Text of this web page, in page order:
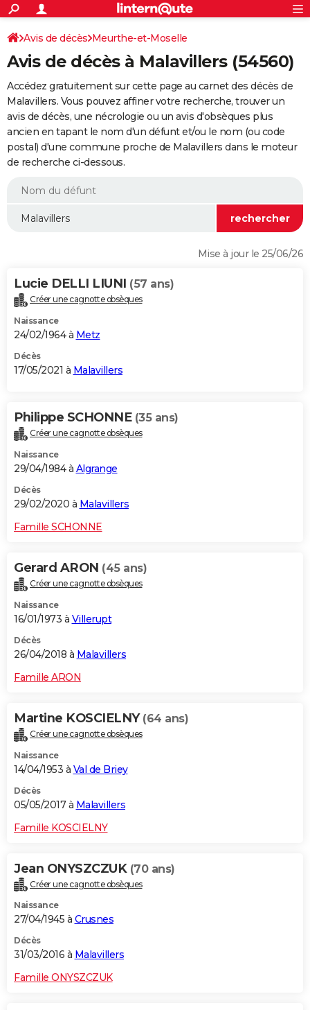
ACTUALITÉS
Politique
Société
Faits Divers
Education
Monde
Villes
+
SPORT
Coupe du monde 2026
Football
Tennis
Cyclisme
Rugby
Forum
Programme TV
TNTStreaming
Cinéma
Sorties cinéma
Musique
+
FINANCE
Retraite
Impôts
Epargne
Immobilier
Risques naturels par ville
Banque
Assurance
Crédit
AUTO
Essais
Réserver un essai
Citadines
Berlines
SUV
Forum auto
+
HIGH-TECH
BRICOLAGE
WEEK-END
Alimentation
Guide de la santé
Maladies
Médicaments
Sommeil
VOYAGE
Destinations
City break
Voyage nature
Voyage de noces
Forum
Climat
+PHOTO
GUIDES D'ACHAT
CARTE DE VOEUX
Carte de Noël
Carte Bonne année
Carte Saint-Valentin
Carte Pâques
Carte d'anniversaire
DICTIONNAIRE
Dictionnaire
Biographies
Citations
Expressions
Proverbes
PROGRAMME TV
COPAINS D'AVANT
S'inscrire
Se connecter
Lycées
Collèges
Primaires
Universités
Entreprises
Service militaire
Avis de recherche
AVIS DE DÉCÈS
Bricolage
Lifestyle
Culture
Sport
Auto
Television
Voyage
Cinema
S'inscrire
Connexion
Avis de décès Meurthe-et-Moselle
Avis de décès à Malavillers (54560)
Accédez gratuitement sur cette page au carnet des décès de
Malavillers. Vous pouvez affiner votre recherche, trouver un
avis de décès, une nécrologie ou un avis d'obsèques plus
ancien en tapant le nom d'un défunt et/ou le nom (ou code
postal) d'une commune proche de Malavillers dans le moteur
de recherche ci-dessous.
Mise à jour le 25/06/26
Lucie DELLI LIUNI (57 ans)
Créer une cagnotte obsèques
Naissance
24/02/1964 à Metz
Décès
17/05/2021 à Malavillers
Philippe SCHONNE (35 ans)
Créer une cagnotte obsèques
Naissance
29/04/1984 à Algrange
Décès
29/02/2020 à Malavillers
Famille SCHONNE
Gerard ARON (45 ans)
Créer une cagnotte obsèques
Naissance
16/01/1973 à Villerupt
Décès
26/04/2018 à Malavillers
Famille ARON
Martine KOSCIELNY (64 ans)
Créer une cagnotte obsèques
Naissance
14/04/1953 à Val de Briey
Décès
05/05/2017 à Malavillers
Famille KOSCIELNY
Jean ONYSZCZUK (70 ans)
Créer une cagnotte obsèques
Naissance
27/04/1945 à Crusnes
Décès
31/03/2016 à Malavillers
Famille ONYSZCZUK